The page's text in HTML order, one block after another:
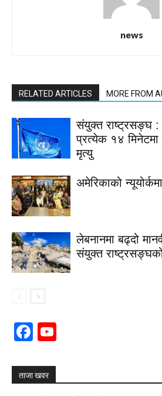
news
RELATED ARTICLES MORE FROM
संयुक्त राष्ट्रसङ्घ :
प्रत्येक १४ मिनेटमा
मृत्यु
अमेरिकाको
लेबनानमा बढ्दो
संयुक्त राष्ट्रसङ्घको
Facebook
ताजा खवर